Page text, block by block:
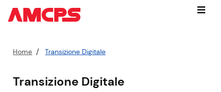
Vai
subito
contenuto
sito
Menu
P
c
Home Transizione Digitale
Transizione Digitale